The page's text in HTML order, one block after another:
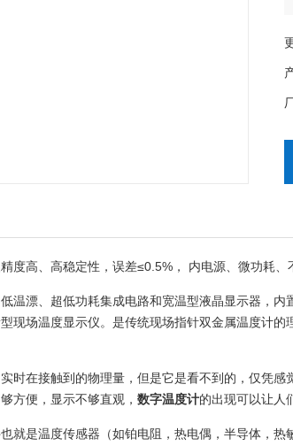
度高、高稳定性，误差≤0.5%， 内电源、微功耗、
温漂、超低功耗集成电路和宽温型液晶显示器，
现场温度显示仪。是传统现场指针双金属温度计
时在接触到的物理量，但是它是看不到的，仅凭
方便，显示不够直观， 数字温度计的出现可以让人
就是温度传感器（如铂电阻，热电偶，半导体，